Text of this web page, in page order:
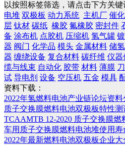
以按照标签筛选，请点击下方关键
电堆 双极板 动力系统 主机厂 催
层 钛材 碳纸 橡胶 氟橡胶 密封件
备 涂布机 点胶机 压缩机 氢气罐
器 阀门 化学品 模头 金属材料 储氢
器 缠绕设备 复合材料 碳纤维 仪器
缆与线束 自动化 胶带 材料 薄膜
试 导电剂 设备 空压机 五金 模具
资料下载：
2022年氢燃料电池产业链论坛资料
质子交换膜燃料电池双极板特性测
TCAAMTB 12-2020 质子交换膜
车用质子交换膜燃料电池堆使用
2022年最新燃料电池双极板企业大